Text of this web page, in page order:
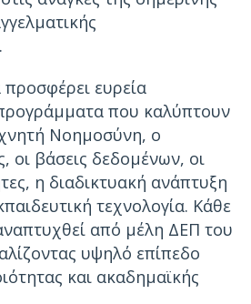
ευρεία
που καλύπτουν
Νοημοσύνη, ο
οι βάσεις δεδομένων, οι
η διαδικτυακή ανάπτυξη
τεχνολογία. Κάθε
από μέλη ΔΕΠ του
υψηλό επίπεδο
και ακαδημαϊκής